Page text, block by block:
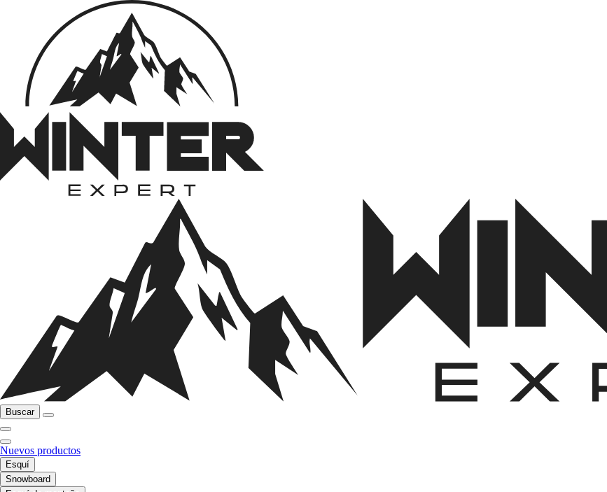
Buscar
Nuevos productos
Esquí
Snowboard